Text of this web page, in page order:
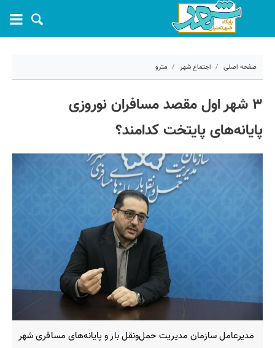
صفحه اصلی اجتماع شهر مترو
کد مطلب: 66909
۳ شهر اول مقصد مسافران نوروزی
پایانه‌های پایتخت کدامند؟
مدیرعامل سازمان مدیریت حمل‌ونقل بار و پایانه‌های مسافری شهر